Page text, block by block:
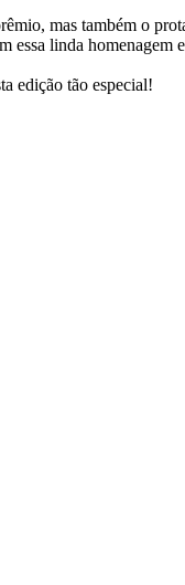
mas também o
essa linda
edição tão especial!